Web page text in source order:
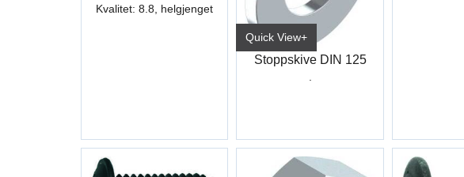
Kvalitet: 8.8, helgjenget
Quick View+
Stoppskive DIN 125